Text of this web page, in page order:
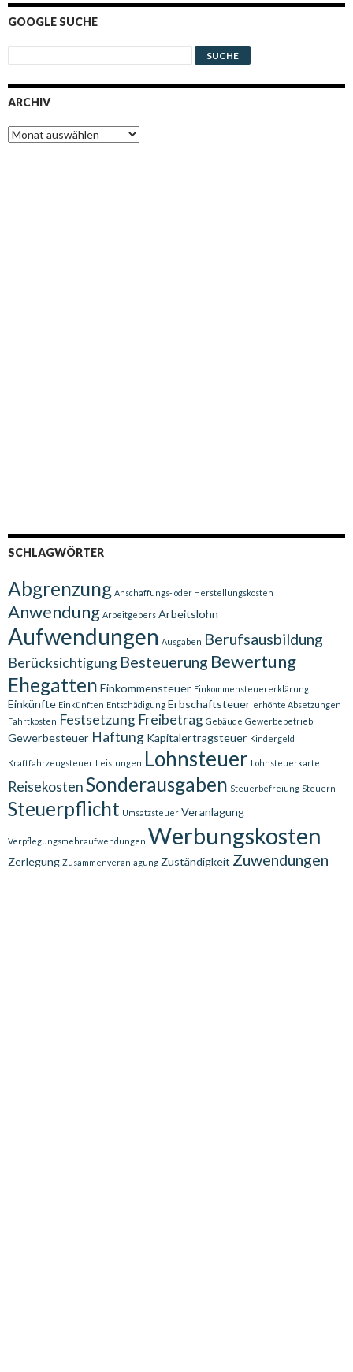
GOOGLE SUCHE
ARCHIV
Archiv
SCHLAGWÖRTER
Abgrenzung Anschaffungs- oder Herstellungskosten
Anwendung Arbeitgebers Arbeitslohn
Aufwendungen Ausgaben Berufsausbildung
Berücksichtigung Besteuerung Bewertung
Ehegatten Einkommensteuer Einkommensteuererklärung
Einkünfte Einkünften Entschädigung Erbschaftsteuer erhöhte Absetzungen
Fahrtkosten Festsetzung Freibetrag Gebäude Gewerbebetrieb
Gewerbesteuer Haftung Kapitalertragsteuer Kindergeld
Kraftfahrzeugsteuer Leistungen Lohnsteuer Lohnsteuerkarte
ReisekostenSonderausgaben Steuerbefreiung Steuern
Steuerpflicht Umsatzsteuer Veranlagung
Verpflegungsmehraufwendungen Werbungskosten
Zerlegung Zusammenveranlagung Zuständigkeit Zuwendungen